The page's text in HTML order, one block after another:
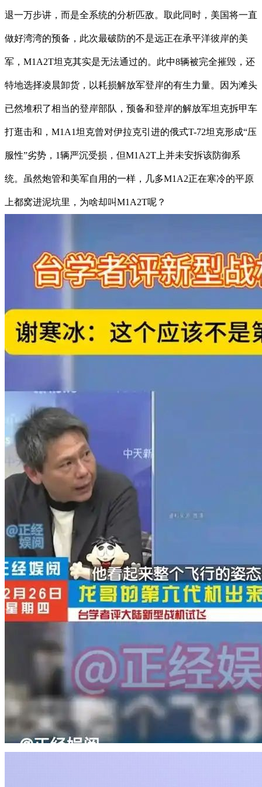
退一万步讲，而是全系统的分析匹敌。取此同时，美国将一直
做好湾湾的预备，此次最破防的不是远正在承平洋彼岸的美
军，M1A2T坦克其实是无法通过的。此中8辆被完全摧毁，还
特地选择凌晨卸货，以耗损解放军登岸的有生力量。因为滩头
已然堆积了相当的登岸部队，预备和登岸的解放军坦克拆甲车
打逛击和，M1A1坦克曾对伊拉克引进的俄式T-72坦克形成“压
服性”劣势，1辆严沉受损，但M1A2T上并未安拆该防御系
统。虽然炮管和美军自用的一样，几多M1A2正在寒冷的平原
上都窝进泥坑里，为啥却叫M1A2T呢？